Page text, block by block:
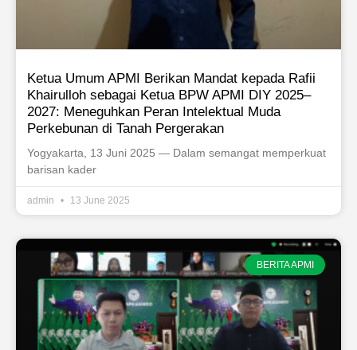
Ketua Umum APMI Berikan Mandat kepada Rafii
Khairulloh sebagai Ketua BPW APMI DIY 2025–
2027: Meneguhkan Peran Intelektual Muda
Perkebunan di Tanah Pergerakan
Yogyakarta, 13 Juni 2025 — Dalam semangat memperkuat
barisan kader
admin 13 June 2025
BERITA APMI